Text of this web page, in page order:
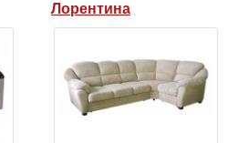
Лорентина